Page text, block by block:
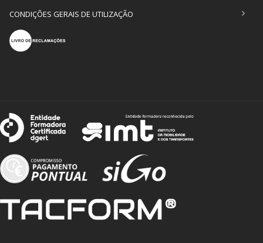
CONDIÇÕES GERAIS DE UTILIZAÇÃO